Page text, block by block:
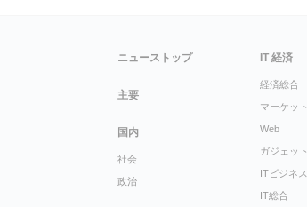
ニューストップ
主要
国内
社会
政治
IT 経済
経済総合
マーケット
Web
ガジェット
ITビジネス
IT総合